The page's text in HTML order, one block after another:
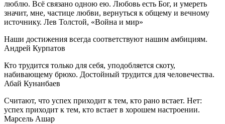
люблю. Всё связано одною ею. Любовь есть Бог, и умереть
значит, мне, частице любви, вернуться к общему и вечному
источнику. Лев Толстой, «Война и мир»
Наши достижения всегда соответствуют нашим амбициям.
Андрей Курпатов
Кто трудится только для себя, уподобляется скоту,
набивающему брюхо. Достойный трудится для человечества.
Абай Кунанбаев
Считают, что успех приходит к тем, кто рано встает. Нет:
успех приходит к тем, кто встает в хорошем настроении.
Марсель Ашар